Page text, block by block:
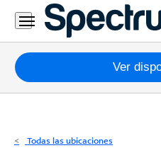
Residencial
Business
Paquetes
Internet
Ver
Todas las ubicaciones